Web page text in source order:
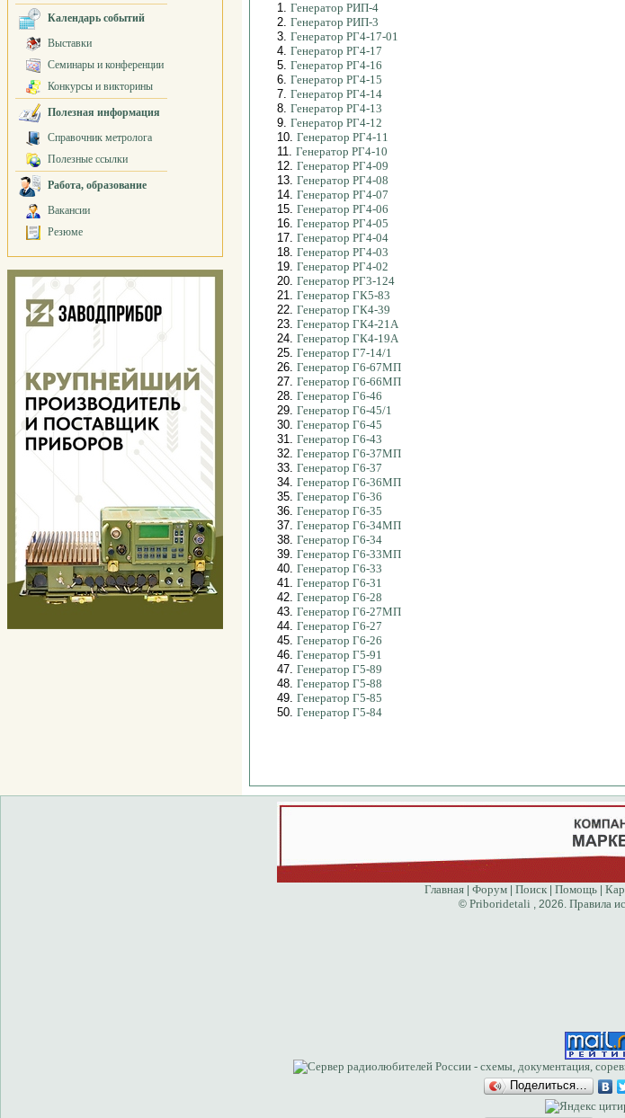
Календарь событий
Выставки
Семинары и конференции
Конкурсы и викторины
Полезная информация
Справочник метролога
Полезные ссылки
Работа, образование
Вакансии
Резюме
1. Генератор РИП-4
2. Генератор РИП-3
3. Генератор РГ4-17-01
4. Генератор РГ4-17
5. Генератор РГ4-16
6. Генератор РГ4-15
7. Генератор РГ4-14
8. Генератор РГ4-13
9. Генератор РГ4-12
10. Генератор РГ4-11
11. Генератор РГ4-10
12. Генератор РГ4-09
13. Генератор РГ4-08
14. Генератор РГ4-07
15. Генератор РГ4-06
16. Генератор РГ4-05
17. Генератор РГ4-04
18. Генератор РГ4-03
19. Генератор РГ4-02
20. Генератор РГ3-124
21. Генератор ГК5-83
22. Генератор ГК4-39
23. Генератор ГК4-21А
24. Генератор ГК4-19А
25. Генератор Г7-14/1
26. Генератор Г6-67МП
27. Генератор Г6-66МП
28. Генератор Г6-46
29. Генератор Г6-45/1
30. Генератор Г6-45
31. Генератор Г6-43
32. Генератор Г6-37МП
33. Генератор Г6-37
34. Генератор Г6-36МП
35. Генератор Г6-36
36. Генератор Г6-35
37. Генератор Г6-34МП
38. Генератор Г6-34
39. Генератор Г6-33МП
40. Генератор Г6-33
41. Генератор Г6-31
42. Генератор Г6-28
43. Генератор Г6-27МП
44. Генератор Г6-27
45. Генератор Г6-26
46. Генератор Г5-91
47. Генератор Г5-89
48. Генератор Г5-88
49. Генератор Г5-85
50. Генератор Г5-84
Главная| Форум| Поиск| Помощь|
© Priboridetali , 2026. Правила
Поделиться…